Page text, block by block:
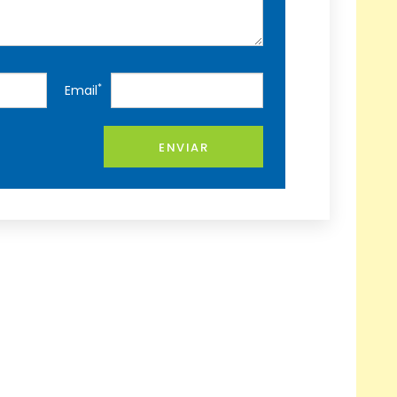
Email*
ENVIAR